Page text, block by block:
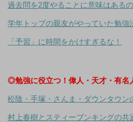
過去問を2度やることに意味はある
学年トップの親友がやっていた勉強
「予習」に時間をかけすぎるな！
◎勉強に役立つ！偉人・天才・有名
松陰・手塚・さんま・ダウンタウン
村上春樹とスティーブンキングの共